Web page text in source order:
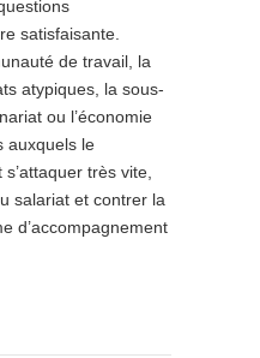
satisfaisante.
de travail, la
atypiques, la sous-
ou l’économie
auxquels le
très vite,
salariat et contrer la
d’accompagnement